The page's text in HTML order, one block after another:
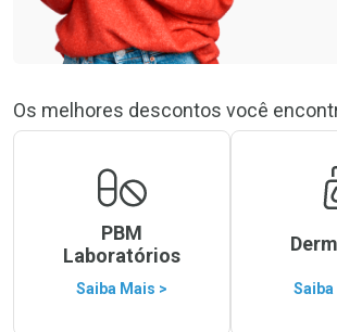
Os melhores descontos você
PBM
Laboratórios
Saiba Mais > Saiba